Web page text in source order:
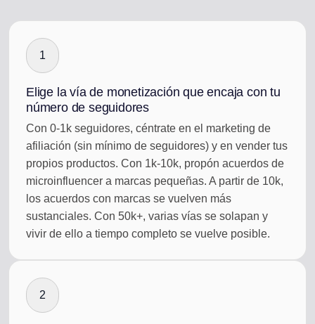
1
Elige la vía de monetización que encaja con tu
número de seguidores
Con 0-1k seguidores, céntrate en el marketing de
afiliación (sin mínimo de seguidores) y en vender tus
propios productos. Con 1k-10k, propón acuerdos de
microinfluencer a marcas pequeñas. A partir de 10k,
los acuerdos con marcas se vuelven más
sustanciales. Con 50k+, varias vías se solapan y
vivir de ello a tiempo completo se vuelve posible.
2